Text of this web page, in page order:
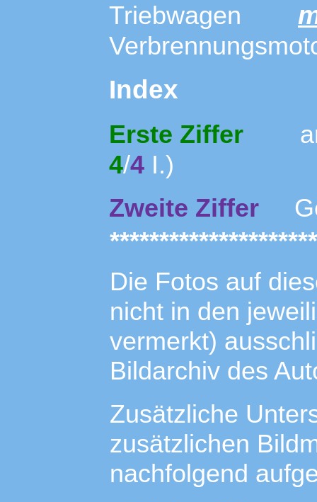
Triebwagen
Index
Erste Ziffer
4/4 I.)
Zweite Ziffer
Die Fotos auf
nicht in den
vermerkt)
Bildarchiv des
Zusätzliche
zusätzlichen
nachfolgend